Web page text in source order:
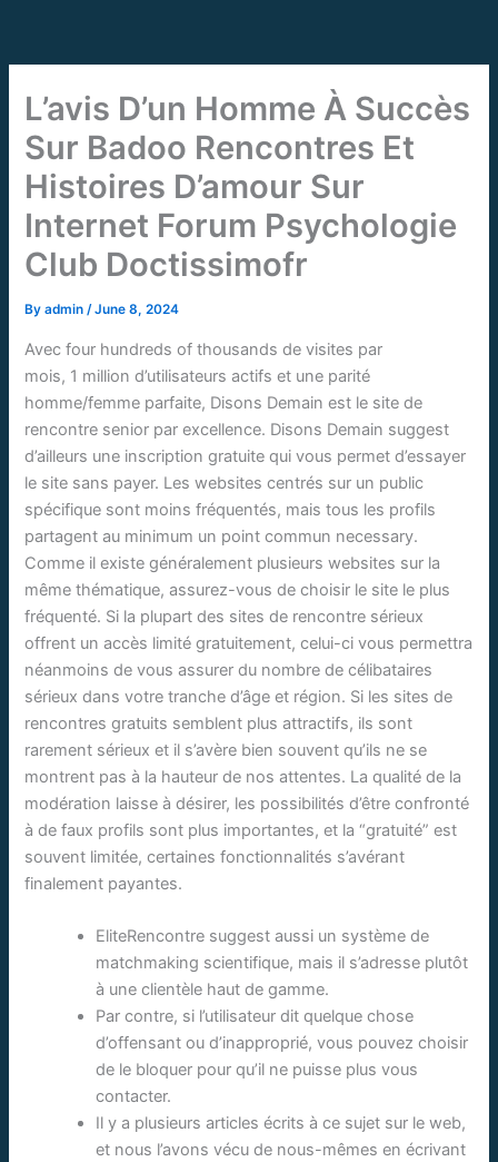
content
L’avis D’un Homme À Succès
Sur Badoo Rencontres Et
Histoires D’amour Sur
Internet Forum Psychologie
Club Doctissimofr
Byadmin/June 8, 2024
Avec four hundreds of thousands de visites par
mois, 1 million d’utilisateurs actifs et une parité
homme/femme parfaite, Disons Demain est le site de
rencontre senior par excellence. Disons Demain suggest
d’ailleurs une inscription gratuite qui vous permet d’essayer
le site sans payer. Les websites centrés sur un public
spécifique sont moins fréquentés, mais tous les profils
partagent au minimum un point commun necessary.
Comme il existe généralement plusieurs websites sur la
même thématique, assurez-vous de choisir le site le plus
fréquenté. Si la plupart des sites de rencontre sérieux
offrent un accès limité gratuitement, celui-ci vous permettra
néanmoins de vous assurer du nombre de célibataires
sérieux dans votre tranche d’âge et région. Si les sites de
rencontres gratuits semblent plus attractifs, ils sont
rarement sérieux et il s’avère bien souvent qu’ils ne se
montrent pas à la hauteur de nos attentes. La qualité de la
modération laisse à désirer, les possibilités d’être confronté
à de faux profils sont plus importantes, et la “gratuité” est
souvent limitée, certaines fonctionnalités s’avérant
finalement payantes.
EliteRencontre suggest aussi un système de
matchmaking scientifique, mais il s’adresse plutôt
à une clientèle haut de gamme.
Par contre, si l’utilisateur dit quelque chose
d’offensant ou d’inapproprié, vous pouvez choisir
de le bloquer pour qu’il ne puisse plus vous
contacter.
Il y a plusieurs articles écrits à ce sujet sur le web,
et nous l’avons vécu de nous-mêmes en écrivant